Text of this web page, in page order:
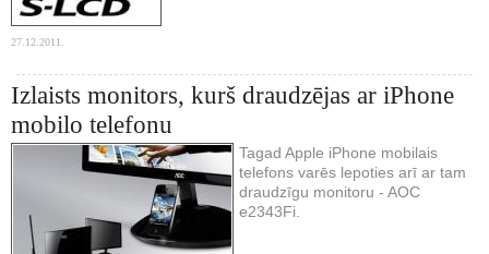
27.12.2011.
Izlaists monitors, kurš draudzējas ar iPhone
mobilo telefonu
Tagad Apple iPhone mobilais
telefons varēs lepoties arī ar tam
draudzīgu monitoru - AOC
e2343Fi.